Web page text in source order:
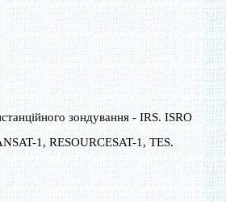
зондування - IRS. ISRO
1, RESOURCESAT-1, TES.